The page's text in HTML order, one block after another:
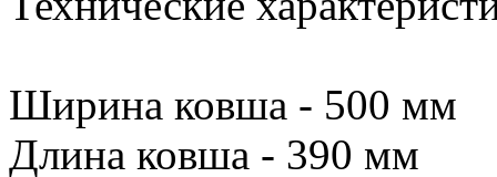
Ширина ковша - 500 мм
Длина ковша - 390 мм